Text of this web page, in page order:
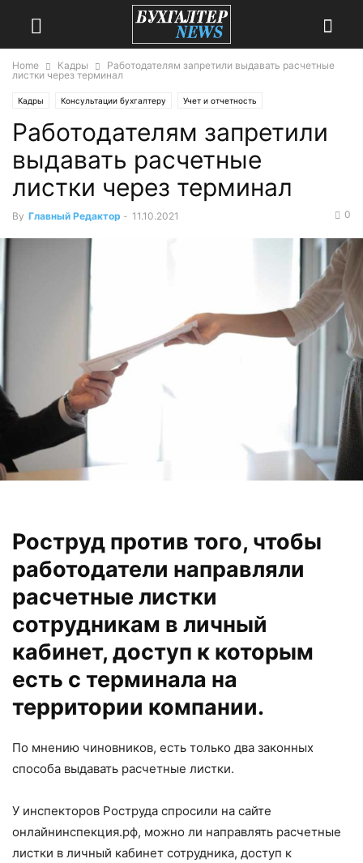
Home Кадры
Работодателям запретили выдавать расчетные
листки через терминал
Кадры Консультации бухгалтеру Учет и отчетность
Учет и отчетность 2021
Работодателям запретили
выдавать расчетные
листки через терминал
By Главный Редактор - 11.10.2021 0
Роструд против того, чтобы
работодатели направляли
расчетные листки
сотрудникам в личный
кабинет, доступ к которым
есть с терминала на
территории компании.
По мнению чиновников, есть только два законных
способа выдавать расчетные листки.
У инспекторов Роструда спросили на сайте
онлайнинспекция.рф, можно ли направлять расчетные
листки в личный кабинет сотрудника, доступ к